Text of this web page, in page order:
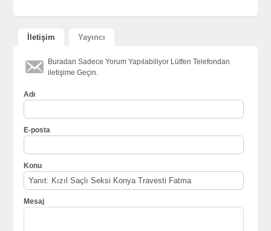
İletişim Yayıncı
Buradan Sadece Yorum Yapılabiliyor Lütfen Telefondan
iletişime Geçin.
Adı
E-posta
Konu
Mesaj